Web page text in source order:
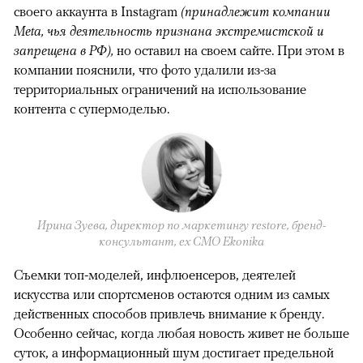
своего аккаунта в Instagram (принадлежит компании
Meta, чья деятельность признана экстремистской и
запрещена в РФ), но оставил на своем сайте. При этом в
компании пояснили, что фото удалили из-за
территориальных ограничений на использование
контента с супермоделью.
Ирина Зуева, директор по маркетингу restore, бренд-
консультант, eх CMO Ekonika
Съемки топ-моделей, инфлюенсеров, деятелей
искусства или спортсменов остаются одним из самых
действенных способов привлечь внимание к бренду.
Особенно сейчас, когда любая новость живет не больше
суток, а информационный шум достигает предельной